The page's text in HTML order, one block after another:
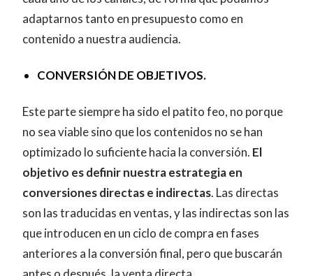
adaptarnos tanto en presupuesto como en
contenido a nuestra audiencia.
CONVERSIÓN DE OBJETIVOS.
Este parte siempre ha sido el patito feo, no porque
no sea viable sino que los contenidos no se han
optimizado lo suficiente hacia la conversión. El
objetivo es definir nuestra estrategia en
conversiones directas e indirectas. Las directas
son las traducidas en ventas, y las indirectas son las
que introducen en un ciclo de compra en fases
anteriores a la conversión final, pero que buscarán